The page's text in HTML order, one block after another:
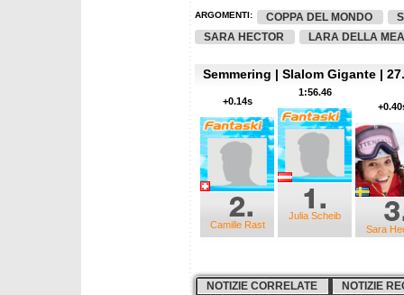
ARGOMENTI: COPPA DEL MONDO
SARA HECTOR
LARA DELLA MEA
Semmering | Slalom Gigante |
Julia Scheib
1:56.46
Camille Rast
+0.14s
Sara
NOTIZIE CORRELATE NOTIZIE